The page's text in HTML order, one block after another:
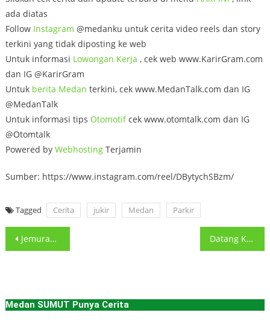
ada diatas
Follow Instagram @medanku untuk cerita video reels dan story
terkini yang tidak diposting ke web
Untuk informasi Lowongan Kerja , cek web www.KarirGram.com
dan IG @KarirGram
Untuk berita Medan terkini, cek www.MedanTalk.com dan IG
@MedanTalk
Untuk informasi tips Otomotifcek www.otomtalk.com dan IG
@Otomtalk
Powered by WebhostingTerjamin
Sumber: https://www.instagram.com/reel/DBytychSBzm/
Tagged Cerita jukir Medan Parkir
Post
Jemuran Di halaman rumah pun bisa di curi maling di Datang Ke Klinik Berobat, pulang sepeda motor dicuri di Medan
Medan SUMUT Punya Cerita